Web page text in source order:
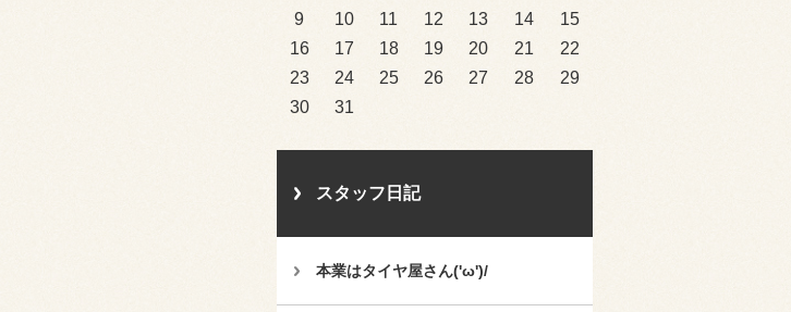
9
10 11 12 13 14
15
16
17 18 19 20 21
22
23
24 25 26 27 28
29
30
31
スタッフ日記
本業はタイヤ屋さん('ω')/